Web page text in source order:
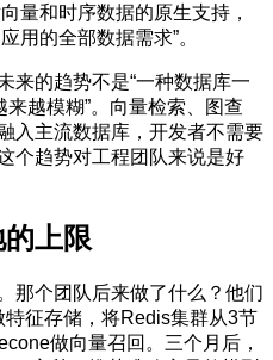
量和时序数据的原生支持，
用的全部数据需求”。
来的趋势不是“一种数据库一
来越模糊”。向量检索、图查
入主流数据库，开发者不需要
趋势对工程团队来说是好
上限
那个团队后来做了什么？他们
征存储，将Redis集群从3节
做向量召回。三个月后，